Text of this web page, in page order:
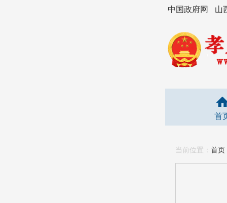
中国政府网 山
首
当前位置： 首页